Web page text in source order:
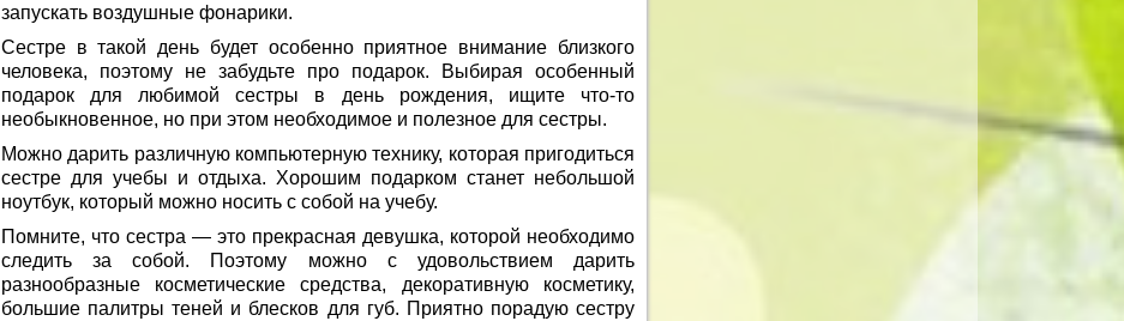
запускать воздушные фонарики.
Сестре в такой день будет особенно приятное внимание близкого
человека, поэтому не забудьте про подарок. Выбирая особенный
подарок для любимой сестры в день рождения, ищите что-то
необыкновенное, но при этом необходимое и полезное для сестры.
Можно дарить различную компьютерную технику, которая пригодиться
сестре для учебы и отдыха. Хорошим подарком станет небольшой
ноутбук, который можно носить с собой на учебу.
Помните, что сестра — это прекрасная девушка, которой необходимо
следить за собой. Поэтому можно с удовольствием дарить
разнообразные косметические средства, декоративную косметику,
большие палитры теней и блесков для губ. Приятно порадую сестру